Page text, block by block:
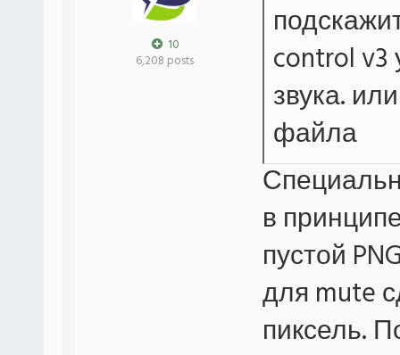
10
6,208 posts
control v3
звука.
файла
в
пустой
для mute
пиксель.